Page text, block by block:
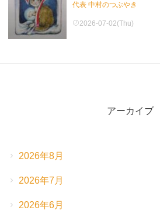
代表 中村のつぶやき
2026-07-02(Thu)
アーカイブ
2026年8月
2026年7月
2026年6月